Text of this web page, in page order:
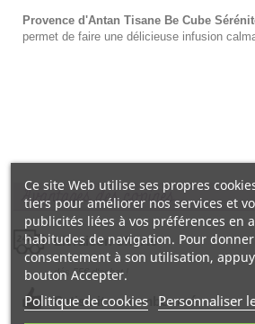
Provence d'Antan Tisane Be Cube
permet de faire une délicieuse infusion
Avantages des copines…
Livraison offerte
dés 55€ d‘achat !
Satisfait ou remboursé
Ce site Web utilise ses propres
tiers pour améliorer nos services et
publicités liées à vos préférences en
habitudes de navigation. Pour
consentement à son utilisation,
bouton Accepter.
Politique de cookies Personnaliser